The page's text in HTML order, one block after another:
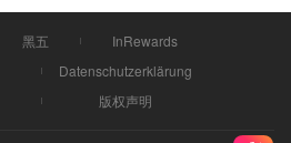
黑五
InRewards
Datenschutzerklärung
版权声明